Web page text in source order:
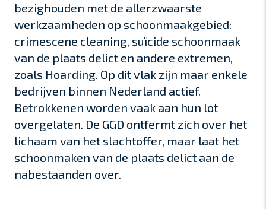
bezighouden met de allerzwaarste
werkzaamheden op schoonmaakgebied:
crimescene cleaning, suïcide schoonmaak
van de plaats delict en andere extremen,
zoals Hoarding. Op dit vlak zijn maar enkele
bedrijven binnen Nederland actief.
Betrokkenen worden vaak aan hun lot
overgelaten. De GGD ontfermt zich over het
lichaam van het slachtoffer, maar laat het
schoonmaken van de plaats delict aan de
nabestaanden over.